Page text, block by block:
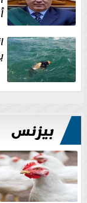
بيزنس